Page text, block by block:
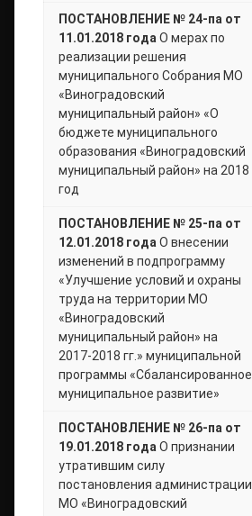
ПОСТАНОВЛЕНИЕ № 24-па от
11.01.2018 года О мерах по
реализации решения
муниципального Собрания МО
«Виноградовский
муниципальный район» «О
бюджете муниципального
образования «Виноградовский
муниципальный район» на 2018
год
ПОСТАНОВЛЕНИЕ № 25-па от
12.01.2018 года О внесении
изменений в подпрограмму
«Улучшение условий и охраны
труда на территории МО
«Виноградовский
муниципальный район» на
2017-2018 гг.» муниципальной
программы «Сбалансированное
муниципальное развитие»
ПОСТАНОВЛЕНИЕ № 26-па от
19.01.2018 года О признании
утратившим силу
постановления администрации
МО «Виноградовский